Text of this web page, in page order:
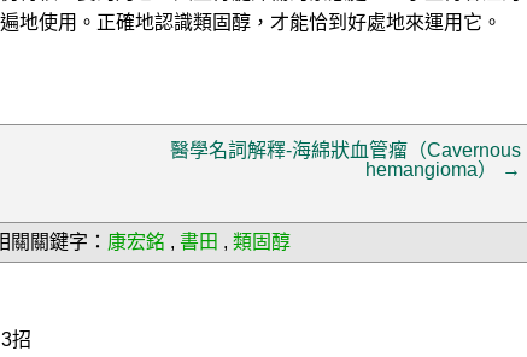
地使用。正確地認識類固醇，才能恰到好處地來運用它。
醫學名詞解釋-海綿狀血管瘤（Cavernous
hemangioma）
→
關關鍵字： 康宏銘 , 書田 , 類固醇
招